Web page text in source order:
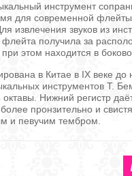
инструмент
для современной
извлечения звуков из
флейта получила за
этом находится в
в Китае в IX веке
инструментов Т.
Нижний регистр
более пронзительно и
и певучим тембром.